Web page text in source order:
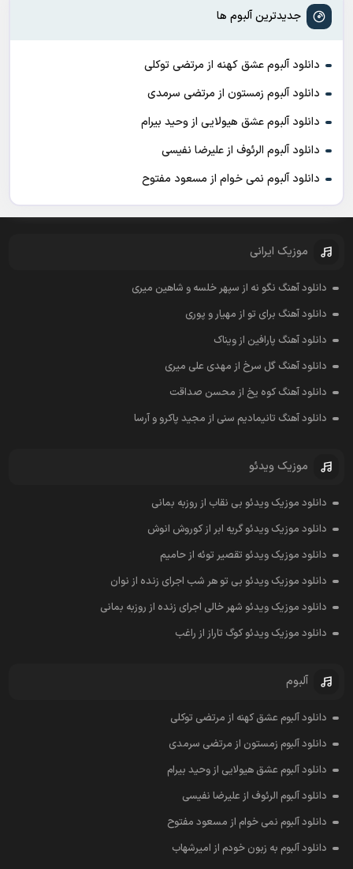
جدیدترین آلبوم ها
دانلود آلبوم عشق کهنه از مرتضی توکلی
دانلود آلبوم زمستون از مرتضی سرمدی
دانلود آلبوم عشق هیولایی از وحید بیرام
دانلود آلبوم الرئوف از علیرضا نفیسی
دانلود آلبوم نمی خوام از مسعود مفتوح
موزیک ایرانی
دانلود آهنگ نگو نه از سپهر خلسه و شاهین میری
دانلود آهنگ برای تو از مهیار و پوری
دانلود آهنگ پارافین از ویناک
دانلود آهنگ گل سرخ از مهدی علی میری
دانلود آهنگ کوه یخ از محسن صداقت
دانلود آهنگ تانیمادیم سنی از مجید پاکرو و آرسا
موزیک ویدئو
دانلود موزیک ویدئو بی نقاب از روزبه بمانی
دانلود موزیک ویدئو گریه ابر از کوروش انوش
دانلود موزیک ویدئو تقصیر توئه از حامیم
دانلود موزیک ویدئو بی تو هر شب اجرای زنده از نوان
دانلود موزیک ویدئو شهر خالی اجرای زنده از روزبه بمانی
دانلود موزیک ویدئو کوگ تاراز از راغب
آلبوم
دانلود آلبوم عشق کهنه از مرتضی توکلی
دانلود آلبوم زمستون از مرتضی سرمدی
دانلود آلبوم عشق هیولایی از وحید بیرام
دانلود آلبوم الرئوف از علیرضا نفیسی
دانلود آلبوم نمی خوام از مسعود مفتوح
دانلود آلبوم به زبون خودم از امیرشهاب